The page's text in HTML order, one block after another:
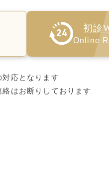
初診
Online
応となります
はお断りしております